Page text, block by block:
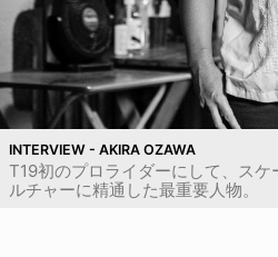
INTERVIEW - AKIRA OZAWA
T19初のプロライダーにして、ス
ルチャーに精通した最重要人物。